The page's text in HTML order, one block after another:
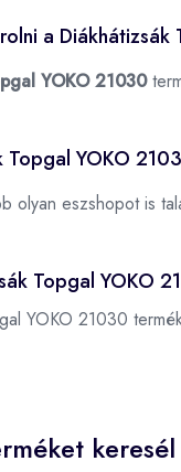
a
YOKO 21030
Topgal YOKO
olyan eszshopot is
Topgal YOKO
YOKO 21030